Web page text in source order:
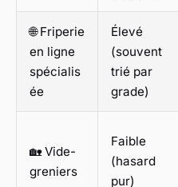
🌐 Friperie
en ligne
spécialis
ée
Élevé
(souvent
trié par
grade)
🏡 Vide-
greniers
Faible
(hasard
pur)